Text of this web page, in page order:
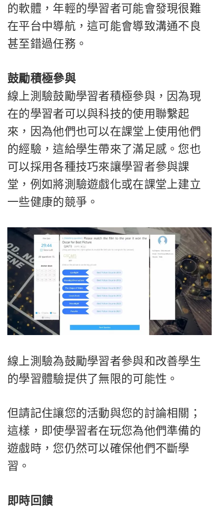
的軟體，年輕的學習者可能會發現很難
在平台中導航，這可能會導致溝通不良
甚至錯過任務。
鼓勵積極參與
線上測驗鼓勵學習者積極參與，因為現
在的學習者可以與科技的使用聯繫起
來，因為他們也可以在課堂上使用他們
的經驗，這給學生帶來了滿足感。您也
可以採用各種技巧來讓學習者參與課
堂，例如將測驗遊戲化或在課堂上建立
一些健康的競爭。
線上測驗為鼓勵學習者參與和改善學生
的學習體驗提供了無限的可能性。
但請記住讓您的活動與您的討論相關；
這樣，即使學習者在玩您為他們準備的
遊戲時，您仍然可以確保他們不斷學
習。
即時回饋